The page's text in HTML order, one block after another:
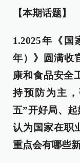
【本期话题】
1.2025年《国
年）》圆满收
康和食品安全
持预防为主
五”开好局、
认为国家在职
重点会有哪些